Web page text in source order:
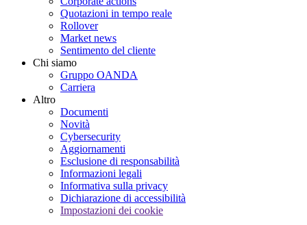
Quotazioni in tempo reale
Rollover
Market news
Sentimento del cliente
Chi siamo
Gruppo OANDA
Carriera
Altro
Documenti
Novità
Cybersecurity
Aggiornamenti
Esclusione di responsabilità
Informazioni legali
Informativa sulla privacy
Dichiarazione di accessibilità
Impostazioni dei cookie